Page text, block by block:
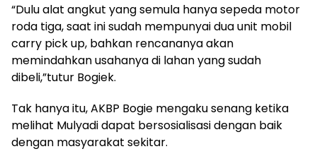
“Dulu alat angkut yang semula hanya sepeda motor
roda tiga, saat ini sudah mempunyai dua unit mobil
carry pick up, bahkan rencananya akan
memindahkan usahanya di lahan yang sudah
dibeli,”tutur Bogiek.
Tak hanya itu, AKBP Bogie mengaku senang ketika
melihat Mulyadi dapat bersosialisasi dengan baik
dengan masyarakat sekitar.